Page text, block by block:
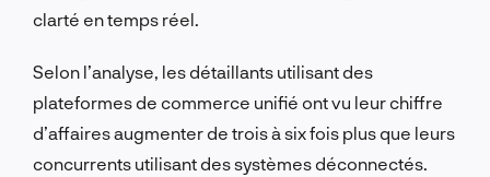
clarté en temps réel.
Selon l’analyse, les détaillants utilisant des
plateformes de commerce unifié ont vu leur chiffre
d’affaires augmenter de trois à six fois plus que leurs
concurrents utilisant des systèmes déconnectés.